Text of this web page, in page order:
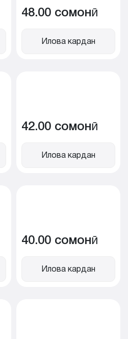
48.00 сомонӣ
Илова кардан
42.00 сомонӣ
Илова кардан
40.00 сомонӣ
Илова кардан